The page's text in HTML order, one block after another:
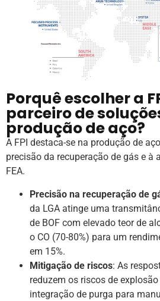
Porquê escolher a
parceiro de
produção de aço?
A FPI destaca-se na produção de
precisão da recuperação de gás e à
FEA.
Precisão na recuperação de
da LGA atinge uma
de BOF com elevado teor de
o CO (70-80%) para um
em 15%.
Mitigação de riscos: As
reduzem os riscos de
integração de purga para